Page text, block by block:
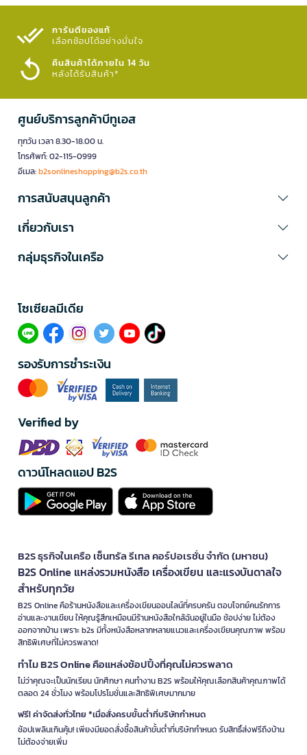
การันตีของแท้
เลือกช้อปได้อย่างมั่นใจ​
คืนสินค้าได้ภายใน 14 วัน
หลังได้รับสินค้า*
ศูนย์บริการลูกค้าบีทูเอส
ทุกวัน เวลา 8.30-18.00 น.
โทรศัพท์: 02-115-0999
อีเมล:b2sonlineshopping@b2s.co.th
การสนับสนุนลูกค้า
เกี่ยวกับเรา
กลุ่มธุรกิจในเครือ
โซเซียลมีเดีย​
รองรับการชำระเงิน
Verified by
ดาวน์โหลดแอป B2S
B2S ธุรกิจในเครือ เซ็นทรัล รีเทล คอร์ปอเรชั่น จำกัด (มหาชน)
B2S Online แหล่งรวมหนังสือ เครื่องเขียน และแรงบันดาลใจ
สำหรับทุกวัย
B2S Online คือร้านหนังสือและเครื่องเขียนออนไลน์ที่ครบครัน ตอบโจทย์คนรักการ
อ่านและงานเขียน ให้คุณรู้สึกเหมือนมีร้านหนังสือใกล้ฉันอยู่ในมือ ช้อปง่าย ไม่ต้อง
ออกจากบ้าน เพราะ b2s มีทั้งหนังสือหลากหลายแนวและเครื่องเขียนคุณภาพ พร้อม
สิทธิพิเศษที่ไม่ควรพลาด!
ทำไม B2S Online คือแหล่งช้อปปิ้งที่คุณไม่ควรพลาด
ไม่ว่าคุณจะเป็นนักเรียน นักศึกษา คนทำงาน B2S พร้อมให้คุณเลือกสินค้าคุณภาพได้
ตลอด 24 ชั่วโมง พร้อมโปรโมชั่นและสิทธิพิเศษมากมาย
ฟรี! ค่าจัดส่งทั่วไทย *เมื่อสั่งครบขั้นต่ำที่บริษัทกำหนด
ช้อปเพลินเกินคุ้ม! เพียงมียอดสั่งซื้อสินค้าขั้นต่ำที่บริษัทกำหนด รับสิทธิ์ส่งฟรีถึงบ้าน
ไม่ต้องจ่ายเพิ่ม